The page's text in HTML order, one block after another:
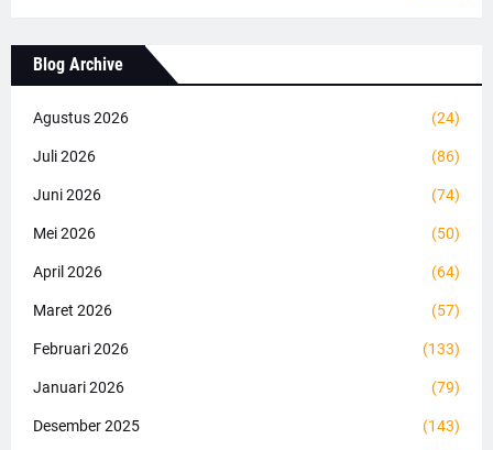
Blog Archive
Agustus 2026 (24)
Juli 2026 (86)
Juni 2026 (74)
Mei 2026 (50)
April 2026 (64)
Maret 2026 (57)
Februari 2026 (133)
Januari 2026 (79)
Desember 2025 (143)